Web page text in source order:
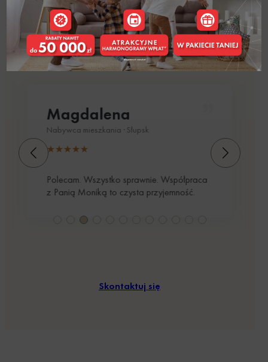
Zaufanie naszych klientów budujemy od lat. Zobacz ich
rekomendacje i doświadczenia.
Magdalena
Nabywca mieszkania · Słupsk
Polecam. Wszystko sprawnie. Współpraca
z Panią Moniką to czysta przyjemność.
Skontaktuj się